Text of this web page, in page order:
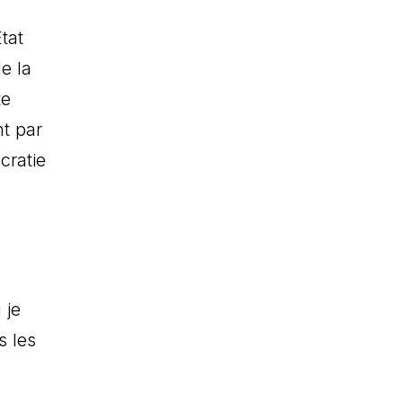
la
par
je
les